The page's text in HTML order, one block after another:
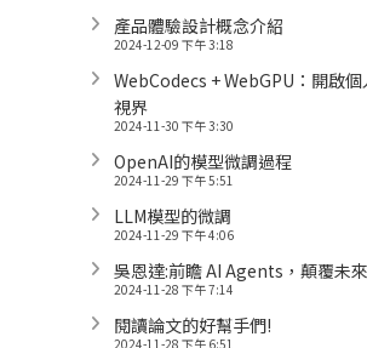
產品體驗設計概念介紹
2024-12-09 下午 3:18
WebCodecs + WebGPU：開啟
視界
2024-11-30 下午 3:30
OpenAI的模型微調過程
2024-11-29 下午 5:51
LLM模型的微調
2024-11-29 下午 4:06
吳恩達:前瞻 AI Agents，顛覆未
2024-11-28 下午 7:14
閱讀論文的好幫手們!
2024-11-28 下午 6:51